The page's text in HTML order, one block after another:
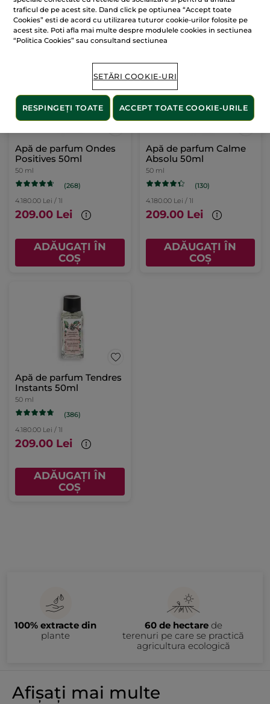
ADĂUGAȚI ÎN
COȘ
ADĂUGAȚI ÎN
COȘ
Apă de parfum Ondes
Positives 50ml
50 ml
(268)
4.180.00 Lei / 1l
209.00 Lei
ADĂUGAȚI ÎN
COȘ
Apă de parfum Calme
Absolu 50ml
50 ml
(130)
4.180.00 Lei / 1l
209.00 Lei
ADĂUGAȚI ÎN
COȘ
Apă de parfum Tendres
Instants 50ml
50 ml
(386)
4.180.00 Lei / 1l
209.00 Lei
ADĂUGAȚI ÎN
COȘ
100% extracte din
plante
60 de hectarede
terenuri pe care se practică
agricultura ecologică
Afișați mai multe
traficul de pe acest site. Dand click pe optiunea “Accept toate
Cookies” esti de acord cu utilizarea tuturor cookie-urilor folosite pe
acest site. Poti afla mai multe despre modulele cookies in sectiunea
“Politica Cookies” sau consultand sectiunea
SETĂRI COOKIE-URI
RESPINGEȚI TOATE ACCEPT TOATE COOKIE-URILE